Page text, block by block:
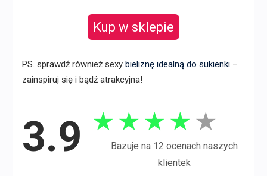
Kup w sklepie
PS. sprawdź również sexy bieliznę idealną do sukienki–
zainspiruj się i bądź atrakcyjna!
3.9 ★ ★ ★ ★ ★
Bazuje na 12 ocenach naszych
klientek